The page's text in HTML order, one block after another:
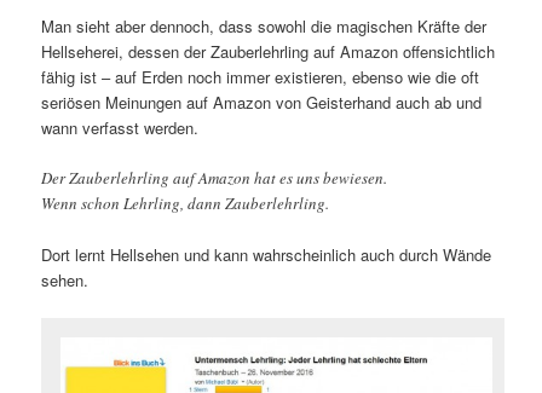
Man sieht aber dennoch, dass sowohl die magischen Kräfte der
Hellseherei, dessen der Zauberlehrling auf Amazon offensichtlich
fähig ist – auf Erden noch immer existieren, ebenso wie die oft
seriösen Meinungen auf Amazon von Geisterhand auch ab und
wann verfasst werden.
Der Zauberlehrling auf Amazon hat es uns bewiesen.
Wenn schon Lehrling, dann Zauberlehrling.
Dort lernt Hellsehen und kann wahrscheinlich auch durch Wände
sehen.